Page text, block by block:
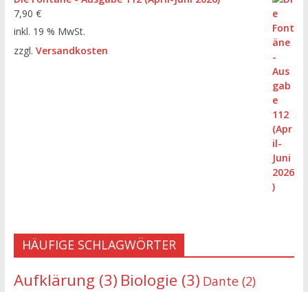
7,90 €
inkl. 19 % MwSt.
zzgl. Versandkosten
HÄUFIGE SCHLAGWÖRTER
Aufklärung (3) Biologie (3) Dante(2)